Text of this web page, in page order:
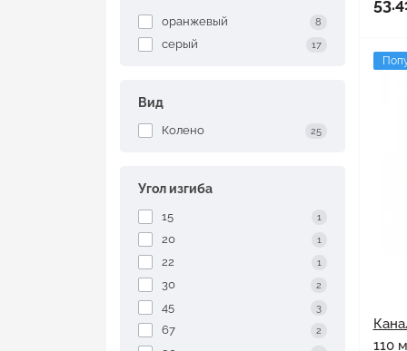
оранжевый 8
серый 17
Вид
Колено 25
Угол изгиба
15 1
20 1
22 1
30 2
45 3
67 2
110